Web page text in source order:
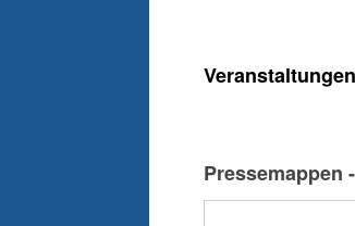
Pressemappen